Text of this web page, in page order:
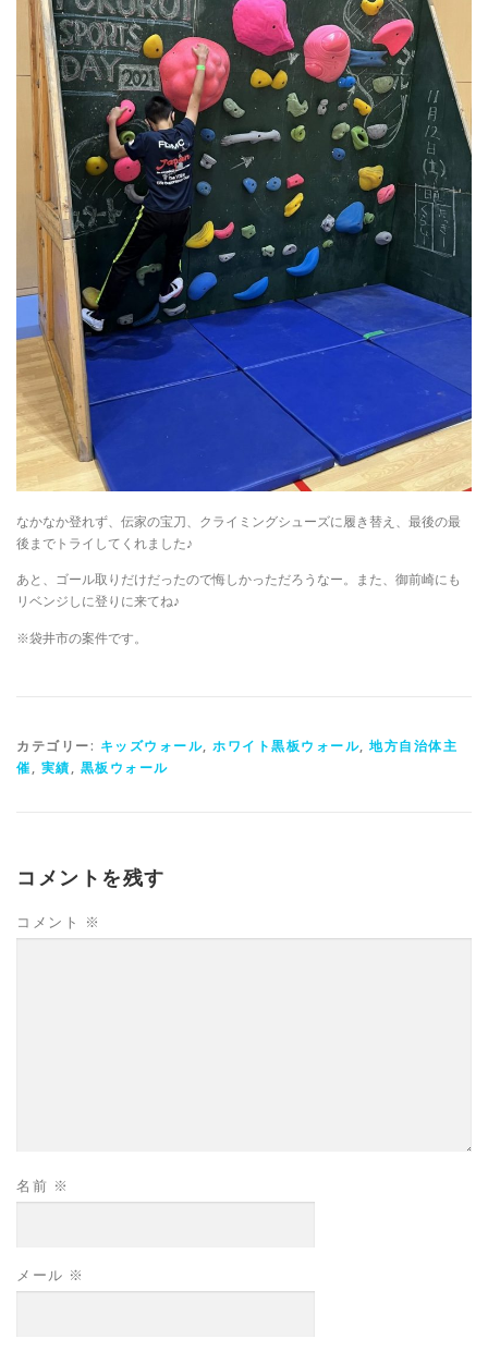
なかなか登れず、伝家の宝刀、クライミングシューズに履き替え、最後の最
後までトライしてくれました♪
あと、ゴール取りだけだったので悔しかっただろうなー。また、御前崎にも
リベンジしに登りに来てね♪
※袋井市の案件です。
カテゴリー: キッズウォール, ホワイト黒板ウォール, 地方自治体主
催, 実績, 黒板ウォール
コメントを残す
コメント ※
名前 ※
メール ※